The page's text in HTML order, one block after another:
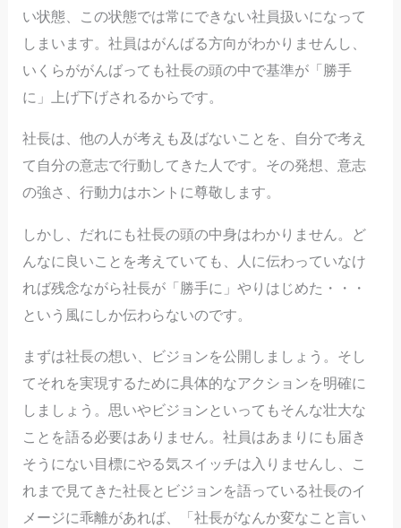
い状態、この状態では常にできない社員扱いになって
しまいます。社員はがんばる方向がわかりませんし、
いくらががんばっても社長の頭の中で基準が「勝手
に」上げ下げされるからです。
社長は、他の人が考えも及ばないことを、自分で考え
て自分の意志で行動してきた人です。その発想、意志
の強さ、行動力はホントに尊敬します。
しかし、だれにも社長の頭の中身はわかりません。ど
んなに良いことを考えていても、人に伝わっていなけ
れば残念ながら社長が「勝手に」やりはじめた・・・
という風にしか伝わらないのです。
まずは社長の想い、ビジョンを公開しましょう。そし
てそれを実現するために具体的なアクションを明確に
しましょう。思いやビジョンといってもそんな壮大な
ことを語る必要はありません。社員はあまりにも届き
そうにない目標にやる気スイッチは入りませんし、こ
れまで見てきた社長とビジョンを語っている社長のイ
メージに乖離があれば、「社長がなんか変なこと言い